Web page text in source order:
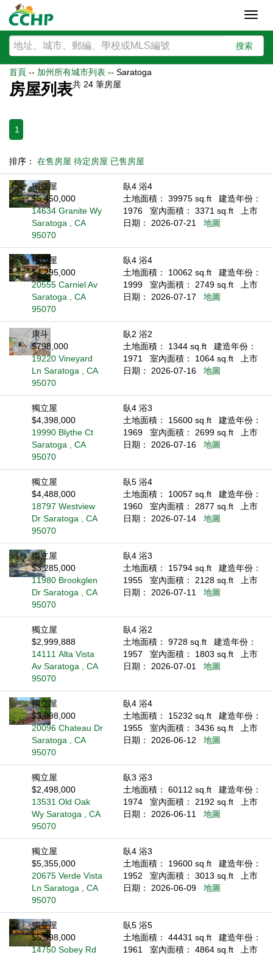
搜索
首頁 -- 加州所有城市列表 -- Saratoga
房屋列表共 24 筆房屋
1
排序： 在售房屋 待定房屋 已售房屋
獨立屋
$5,450,000
14634 Granite Wy
Saratoga , CA
95070
臥4 浴4
土地面積： 39975 sq.ft
建造年份：
1976
室內面積： 3371 sq.ft
上市
日期： 2026-07-21
地圖
獨立屋
$4,295,000
20555 Carniel Av
Saratoga , CA
95070
臥4 浴4
土地面積： 10062 sq.ft
建造年份：
1999
室內面積： 2749 sq.ft
上市
日期： 2026-07-17
地圖
康斗
$798,000
19220 Vineyard
Ln Saratoga , CA
95070
臥2 浴2
土地面積： 1344 sq.ft
建造年份：
1971
室內面積： 1064 sq.ft
上市
日期： 2026-07-16
地圖
獨立屋
$4,398,000
19990 Blythe Ct
Saratoga , CA
95070
臥4 浴3
土地面積： 15600 sq.ft
建造年份：
1969
室內面積： 2699 sq.ft
上市
日期： 2026-07-16
地圖
獨立屋
$4,488,000
18797 Westview
Dr Saratoga , CA
95070
臥5 浴4
土地面積： 10057 sq.ft
建造年份：
1960
室內面積： 2877 sq.ft
上市
日期： 2026-07-14
地圖
獨立屋
$3,285,000
11980 Brookglen
Dr Saratoga , CA
95070
臥4 浴3
土地面積： 15794 sq.ft
建造年份：
1955
室內面積： 2128 sq.ft
上市
日期： 2026-07-11
地圖
獨立屋
$2,999,888
14111 Alta Vista
Av Saratoga , CA
95070
臥4 浴2
土地面積： 9728 sq.ft
建造年份：
1957
室內面積： 1803 sq.ft
上市
日期： 2026-07-01
地圖
獨立屋
$3,998,000
20096 Chateau Dr
Saratoga , CA
95070
臥4 浴4
土地面積： 15232 sq.ft
建造年份：
1955
室內面積： 3436 sq.ft
上市
日期： 2026-06-12
地圖
獨立屋
$2,498,000
13531 Old Oak
Wy Saratoga , CA
95070
臥3 浴3
土地面積： 60112 sq.ft
建造年份：
1974
室內面積： 2192 sq.ft
上市
日期： 2026-06-11
地圖
獨立屋
$5,355,000
20675 Verde Vista
Ln Saratoga , CA
95070
臥4 浴3
土地面積： 19600 sq.ft
建造年份：
1952
室內面積： 3013 sq.ft
上市
日期： 2026-06-09
地圖
獨立屋
$5,998,000
14750 Sobey Rd
臥5 浴5
土地面積： 44431 sq.ft
建造年份：
1961
室內面積： 4864 sq.ft
上市